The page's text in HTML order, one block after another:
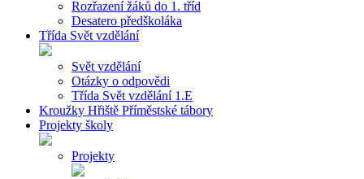
Rozřazení žáků do 1. tříd
Desatero předškoláka
Třída Svět vzdělání
Svět vzdělání
Otázky o odpovědi
Třída Svět vzdělání 1.E
Kroužky Hřiště Příměstské tábory
Projekty školy
Projekty